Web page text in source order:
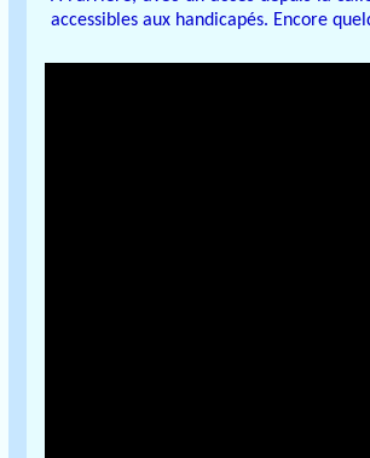
accessibles aux handicapés. Encore